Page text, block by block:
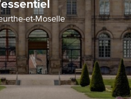
et-Moselle